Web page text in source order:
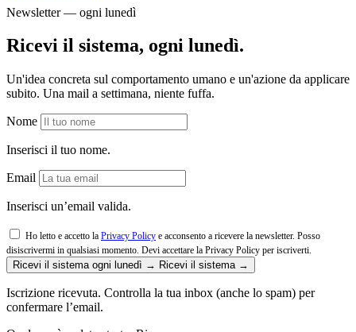
Newsletter — ogni lunedì
Ricevi il sistema, ogni lunedì.
Un'idea concreta sul comportamento umano e un'azione da applicare
subito. Una mail a settimana, niente fuffa.
Nome
Inserisci il tuo nome.
Email
Inserisci un’email valida.
Ho letto e accetto la Privacy Policy e acconsento a ricevere la newsletter. Posso
disiscrivermi in qualsiasi momento.
Devi accettare la Privacy Policy per iscriverti.
Ricevi il sistema ogni lunedì → Ricevi il sistema →
Iscrizione ricevuta. Controlla la tua inbox (anche lo spam) per
confermare l’email.